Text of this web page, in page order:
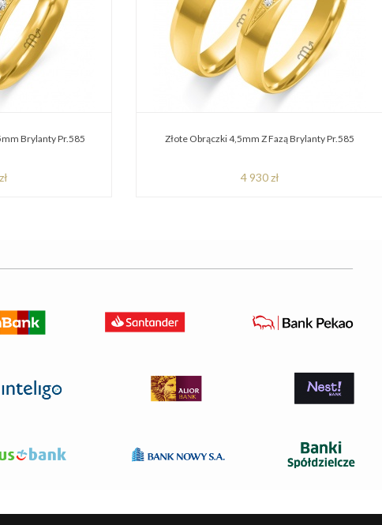
Brylanty Pr.585 Złote Obrączki 4,5mm Z Fazą Brylanty Pr.585
4 930 zł